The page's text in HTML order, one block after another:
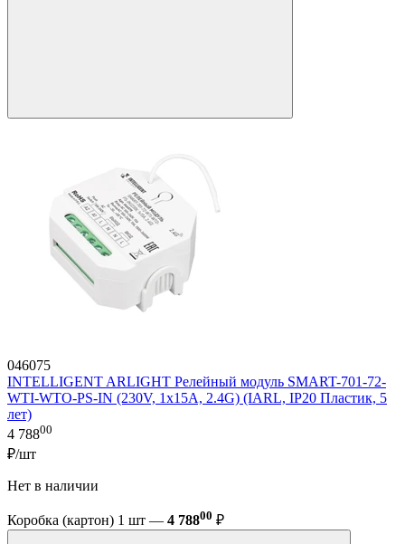
046075
INTELLIGENT ARLIGHT Релейный модуль SMART-701-72-
WTI-WTO-PS-IN (230V, 1x15A, 2.4G) (IARL, IP20 Пластик, 5
лет)
4 78800
₽/шт
Нет в наличии
Коробка (картон) 1 шт — 4 78800 ₽